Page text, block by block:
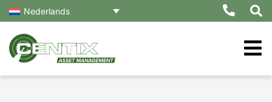
Ga
naar
de
inhoud
Nederlands